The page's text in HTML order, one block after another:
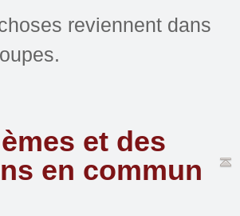
reviennent dans
et des
en commun